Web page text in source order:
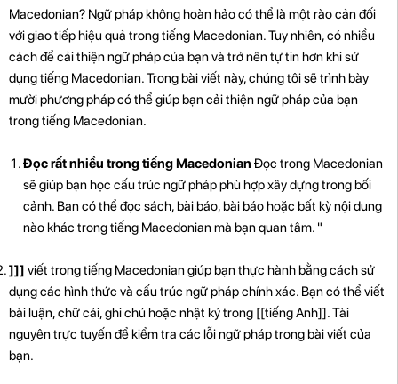
Macedonian? Ngữ pháp không hoàn hảo có thể là một rào cản đối
với giao tiếp hiệu quả trong tiếng Macedonian. Tuy nhiên, có nhiều
cách để cải thiện ngữ pháp của bạn và trở nên tự tin hơn khi sử
dụng tiếng Macedonian. Trong bài viết này, chúng tôi sẽ trình bày
mười phương pháp có thể giúp bạn cải thiện ngữ pháp của bạn
trong tiếng Macedonian.
Đọc rất nhiều trong tiếng Macedonian Đọc trong Macedonian
sẽ giúp bạn học cấu trúc ngữ pháp phù hợp xây dựng trong bối
cảnh. Bạn có thể đọc sách, bài báo, bài báo hoặc bất kỳ nội dung
nào khác trong tiếng Macedonian mà bạn quan tâm. "
]]] viết trong tiếng Macedonian giúp bạn thực hành bằng cách sử
dụng các hình thức và cấu trúc ngữ pháp chính xác. Bạn có thể viết
bài luận, chữ cái, ghi chú hoặc nhật ký trong [[tiếng Anh]]. Tài
nguyên trực tuyến để kiểm tra các lỗi ngữ pháp trong bài viết của
bạn.